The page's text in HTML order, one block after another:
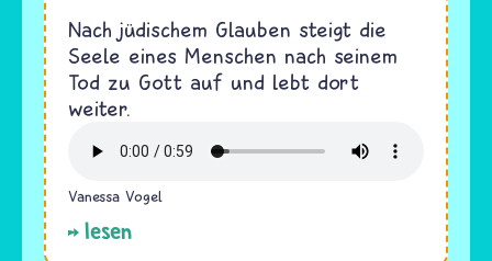
Nach jüdischem Glauben steigt die
Seele eines Menschen nach seinem
Tod zu Gott auf und lebt dort
weiter.
Vanessa Vogel
lesen